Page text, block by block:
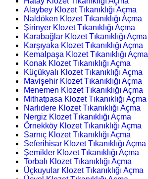
Alaybey Klozet Tıkanıklığı Açma
Naldöken Klozet Tıkanıklığı Açma
Şirinyer Klozet Tıkanıklığı Açma
Karabağlar Klozet Tıkanıklığı Açma
Karşıyaka Klozet Tıkanıklığı Açma
Kemalpaşa Klozet Tıkanıklığı Açma
Konak Klozet Tıkanıklığı Açma
Küçükyalı Klozet Tıkanıklığı Açma
Mavişehir Klozet Tıkanıklığı Açma
Menemen Klozet Tıkanıklığı Açma
Mithatpasa Klozet Tıkanıklığı Açma
Narlıdere Klozet Tıkanıklığı Açma
Nergiz Klozet Tıkanıklığı Açma
Örnekköy Klozet Tıkanıklığı Açma
Sarnıç Klozet Tıkanıklığı Açma
Seferihisar Klozet Tıkanıklığı Açma
Şemikler Klozet Tıkanıklığı Açma
Torbalı Klozet Tıkanıklığı Açma
Üçkuyular Klozet Tıkanıklığı Açma